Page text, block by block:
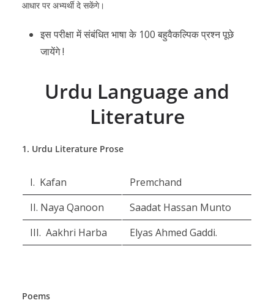
आधार पर अभ्यर्थी दे सकेंगे।
इस परीक्षा में संबंधित भाषा के 100 बहुवैकल्पिक प्रश्न पूछे
जायेंगे !
Urdu Language and
Literature
1. Urdu Literature Prose
I. Kafan
Premchand
II. Naya Qanoon
Saadat Hassan Munto
III. Aakhri Harba
Elyas Ahmed Gaddi.
Poems